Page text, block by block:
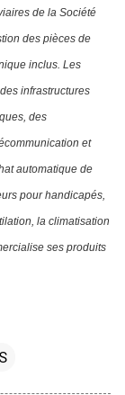
de la Société
des pièces de
inclus. Les
infrastructures
des
et
automatique de
pour handicapés,
la climatisation
ses produits